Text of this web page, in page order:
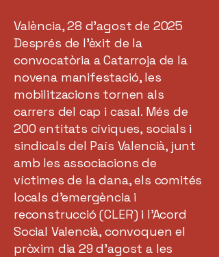
València, 28 d’agost de 2025
Després de l’èxit de la
convocatòria a Catarroja de la
novena manifestació, les
mobilitzacions tornen als
carrers del cap i casal. Més de
200 entitats cíviques, socials i
sindicals del País Valencià, junt
amb les associacions de
víctimes de la dana, els comités
locals d'emergència i
reconstrucció (CLER) i l’Acord
Social Valencià, convoquen el
pròxim dia 29 d’agost a les